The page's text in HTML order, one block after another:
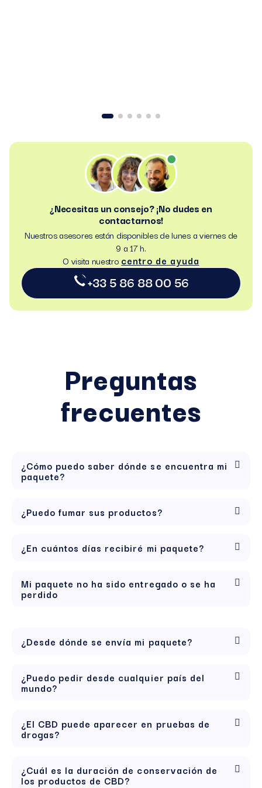
¿Necesitas un consejo? ¡No dudes en
contactarnos!
Nuestros asesores están disponibles de lunes a viernes de
9 a 17 h.
O visita nuestro centro de ayuda
+33 5 86 88 00 56
Preguntas
frecuentes
¿Cómo puedo saber dónde se encuentra mi
paquete?
¿Puedo fumar sus productos?
¿En cuántos días recibiré mi paquete?
Mi paquete no ha sido entregado o se ha
perdido
¿Desde dónde se envía mi paquete?
¿Puedo pedir desde cualquier país del
mundo?
¿El CBD puede aparecer en pruebas de
drogas?
¿Cuál es la duración de conservación de
los productos de CBD?